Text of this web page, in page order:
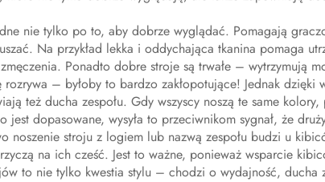
nie tylko po to, aby dobrze wyglądać. Pomagają
Na przykład lekka i oddychająca tkanina pomaga
Ponadto dobre stroje są trwałe – wytrzymują
– byłoby to bardzo zakłopotujące! Jednak
też ducha zespołu. Gdy wszyscy noszą te same
dopasowane, wysyła to przeciwnikom sygnał, że
noszenie stroju z logiem lub nazwą zespołu budzi u
na ich cześć. Jest to ważne, ponieważ wsparcie
to nie tylko kwestia stylu – chodzi o wydajność, ducha